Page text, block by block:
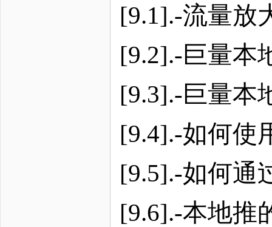
[9.1].-流量放
[9.2].-巨量本
[9.3].-巨量本
[9.4].-如何使
[9.5].-如何通
[9.6].-本地推